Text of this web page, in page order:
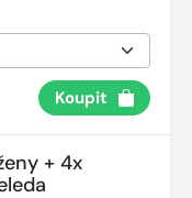
Koupit
+ 4x